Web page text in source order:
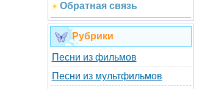
Обратная связь
Рубрики
Песни из фильмов
Песни из мультфильмов